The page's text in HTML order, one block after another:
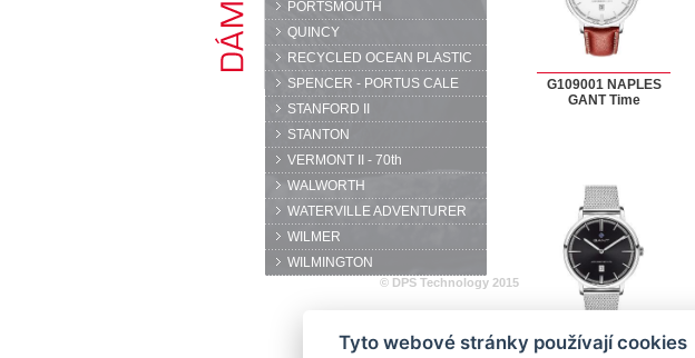
PORTSMOUTH
QUINCY
RECYCLED OCEAN PLASTIC
SPENCER - PORTUS CALE
STANFORD II
STANTON
VERMONT II - 70th
WALWORTH
WATERVILLE ADVENTURER
WILMER
WILMINGTON
G109001 NAPLES
GANT Time
G109005 NAPLES
© DPS Technology 2015
Tyto webové stránky používají cookies